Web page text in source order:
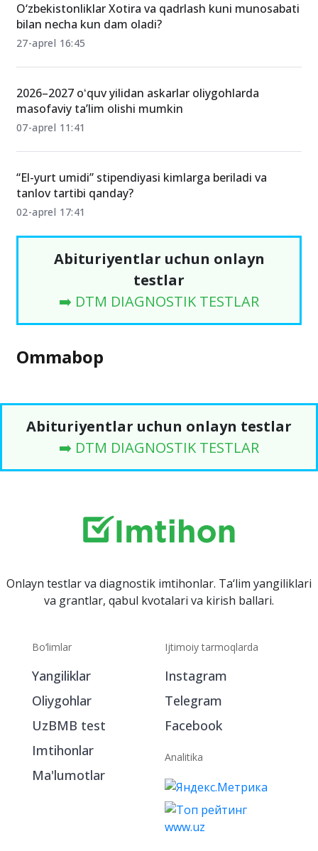
O‘zbekistonliklar Xotira va qadrlash kuni munosabati
bilan necha kun dam oladi?
27-aprel 16:45
2026–2027 oʻquv yilidan askarlar oliygohlarda
masofaviy ta’lim olishi mumkin
07-aprel 11:41
“El-yurt umidi” stipendiyasi kimlarga beriladi va
tanlov tartibi qanday?
02-aprel 17:41
Abituriyentlar uchun onlayn
testlar
➡️ DTM DIAGNOSTIK TESTLAR
Ommabop
Abituriyentlar uchun onlayn testlar
➡️ DTM DIAGNOSTIK TESTLAR
Onlayn testlar va diagnostik imtihonlar. Ta‘lim yangiliklari
va grantlar, qabul kvotalari va kirish ballari.
Bo‘limlar
Yangiliklar
Oliygohlar
UzBMB test
Imtihonlar
Ma'lumotlar
Ijtimoiy tarmoqlarda
Instagram
Telegram
Facebook
Analitika